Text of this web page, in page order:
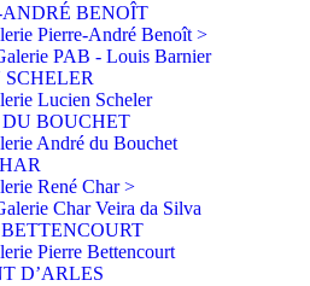
ANDRÉ BENOÎT
Pierre-André Benoît >
PAB - Louis Barnier
Lucien Scheler
BOUCHET
André du Bouchet
René Char >
Char Veira da Silva
Pierre Bettencourt
D’ARLES